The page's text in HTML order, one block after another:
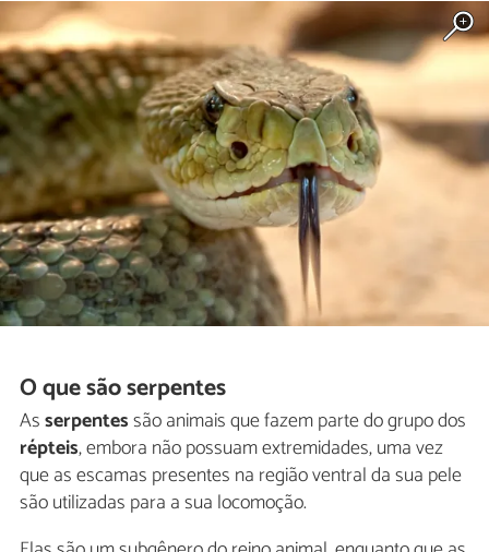
O que são serpentes
Asserpentessão animais que fazem parte do grupo dos
répteis, embora não possuam extremidades, uma vez
que as escamas presentes na região ventral da sua pele
são utilizadas para a sua locomoção.